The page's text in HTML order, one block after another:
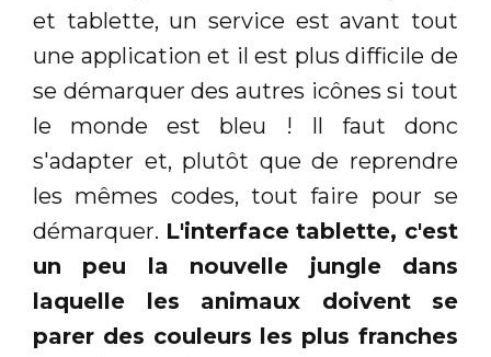
et tablette, un service est avant tout
une application et il est plus difficile de
se démarquer des autres icônes si tout
le monde est bleu ! Il faut donc
s'adapter et, plutôt que de reprendre
les mêmes codes, tout faire pour se
démarquer. L'interface tablette, c'est
un peu la nouvelle jungle dans
laquelle les animaux doivent se
parer des couleurs les plus franches